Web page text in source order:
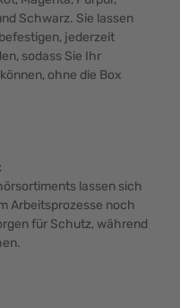
Schwarz. Sie lassen
jederzeit
sodass Sie Ihr
ohne die Box
lassen sich
Arbeitsprozesse noch
für Schutz, während